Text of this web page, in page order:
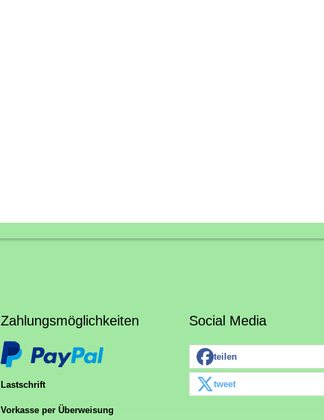
Zahlungsmöglichkeiten
Lastschrift
Vorkasse per Überweisung
Social Media
teilen
tweet